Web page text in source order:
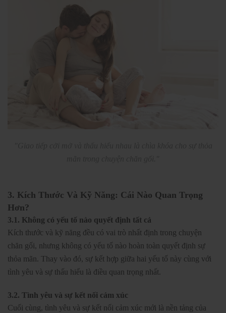
3. Kích Thước Và Kỹ Năng: Cái Nào Quan Trọng
Hơn?
3.1. Không có yếu tố nào quyết định tất cả
Kích thước và kỹ năng đều có vai trò nhất định trong chuyện
chăn gối, nhưng không có yếu tố nào hoàn toàn quyết định sự
thỏa mãn. Thay vào đó, sự kết hợp giữa hai yếu tố này cùng với
tình yêu và sự thấu hiểu là điều quan trọng nhất.
3.2. Tình yêu và sự kết nối cảm xúc
Cuối cùng, tình yêu và sự kết nối cảm xúc mới là nền tảng của